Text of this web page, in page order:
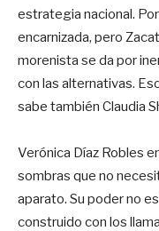
estrategia nacional.
encarnizada, pero
morenista se da por
con las alternativas.
sabe también Claudia
Verónica Díaz Robles
sombras que no
aparato. Su poder no
construido con los